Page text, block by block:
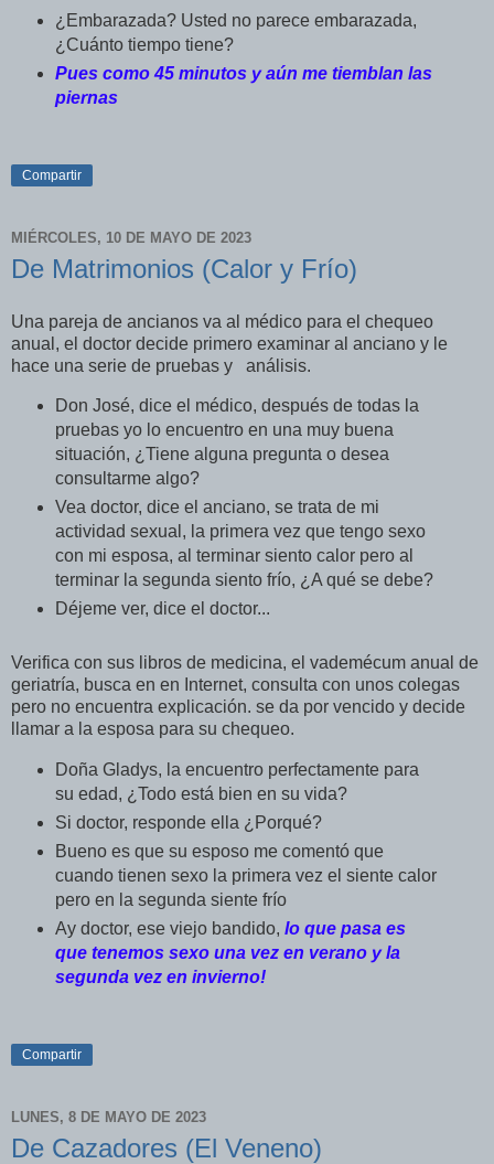
¿Embarazada? Usted no parece embarazada,
¿Cuánto tiempo tiene?
Pues como 45 minutos y aún me tiemblan las
piernas
Compartir
MIÉRCOLES, 10 DE MAYO DE 2023
De Matrimonios (Calor y Frío)
Una pareja de ancianos va al médico para el chequeo
anual, el doctor decide primero examinar al anciano y le
hace una serie de pruebas y análisis.
Don José, dice el médico, después de todas la
pruebas yo lo encuentro en una muy buena
situación, ¿Tiene alguna pregunta o desea
consultarme algo?
Vea doctor, dice el anciano, se trata de mi
actividad sexual, la primera vez que tengo sexo
con mi esposa, al terminar siento calor pero al
terminar la segunda siento frío, ¿A qué se debe?
Déjeme ver, dice el doctor...
Verifica con sus libros de medicina, el vademécum anual de
geriatría, busca en en Internet, consulta con unos colegas
pero no encuentra explicación. se da por vencido y decide
llamar a la esposa para su chequeo.
Doña Gladys, la encuentro perfectamente para
su edad, ¿Todo está bien en su vida?
Si doctor, responde ella ¿Porqué?
Bueno es que su esposo me comentó que
cuando tienen sexo la primera vez el siente calor
pero en la segunda siente frío
Ay doctor, ese viejo bandido, lo que pasa es
que tenemos sexo una vez en verano y la
segunda vez en invierno!
Compartir
LUNES, 8 DE MAYO DE 2023
De Cazadores (El Veneno)